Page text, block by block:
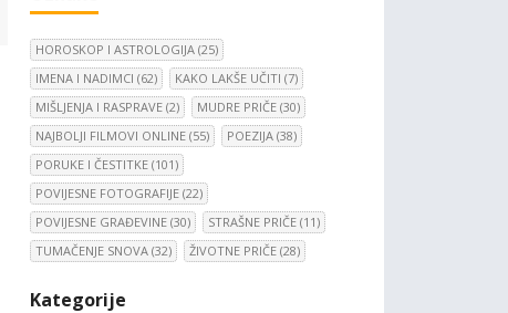
HOROSKOP I ASTROLOGIJA (25)
IMENA I NADIMCI (62) KAKO LAKŠE UČITI (7)
MIŠLJENJA I RASPRAVE (2) MUDRE PRIČE (30)
NAJBOLJI FILMOVI ONLINE (55) POEZIJA (38)
PORUKE I ČESTITKE (101)
POVIJESNE FOTOGRAFIJE (22)
POVIJESNE GRAĐEVINE (30) STRAŠNE PRIČE (11)
TUMAČENJE SNOVA (32) ŽIVOTNE PRIČE (28)
Kategorije